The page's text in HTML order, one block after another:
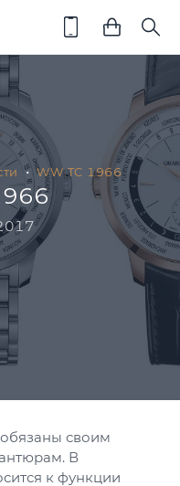
WW.TC 1966
своим
В
к функции